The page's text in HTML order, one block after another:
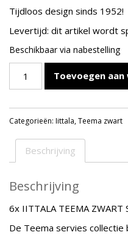
€149,40.
Tijdloos design sinds 1952!
Levertijd: dit artikel wordt
Beschikbaar via nabestelling
TEEMA
SCHAAL/DIEP
BORD
-
stuks
Toevoegen
Categorieën: Iittala,Teema zwart
Beschrijving
Beschrijving
6x IITTALA TEEMA ZWART
De Teema servies